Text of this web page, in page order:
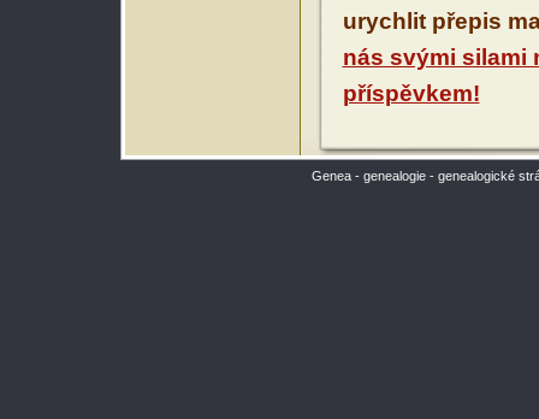
urychlit přepis
nás svými silami
příspěvkem!
Genea - genealogie - genealogické